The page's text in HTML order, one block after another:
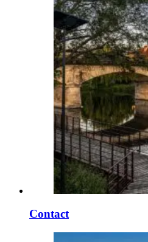
Contact